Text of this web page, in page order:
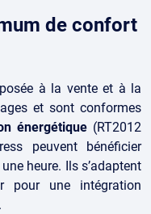
de confort
à la vente et à la
et sont conformes
énergétique (RT2012
peuvent bénéficier
une heure. Ils s’adaptent
pour une intégration